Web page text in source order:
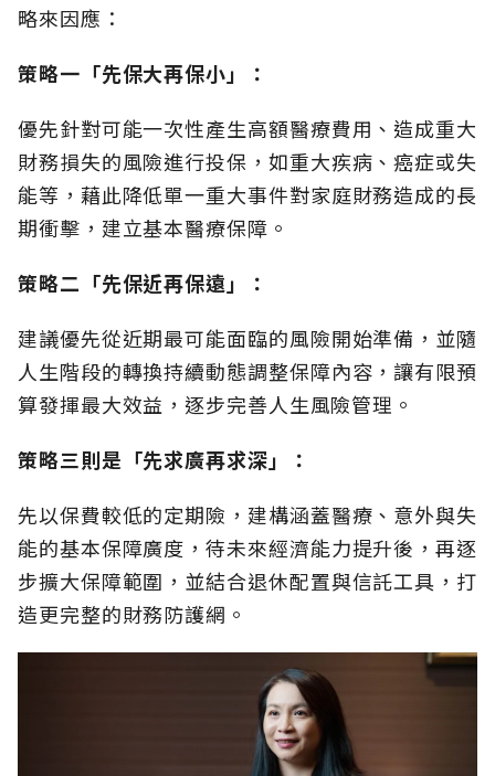
略來因應：
策略一「先保大再保小」：
優先針對可能一次性產生高額醫療費用、造成重大
財務損失的風險進行投保，如重大疾病、癌症或失
能等，藉此降低單一重大事件對家庭財務造成的長
期衝擊，建立基本醫療保障。
策略二「先保近再保遠」：
建議優先從近期最可能面臨的風險開始準備，並隨
人生階段的轉換持續動態調整保障內容，讓有限預
算發揮最大效益，逐步完善人生風險管理。
策略三則是「先求廣再求深」：
先以保費較低的定期險，建構涵蓋醫療、意外與失
能的基本保障廣度，待未來經濟能力提升後，再逐
步擴大保障範圍，並結合退休配置與信託工具，打
造更完整的財務防護網。